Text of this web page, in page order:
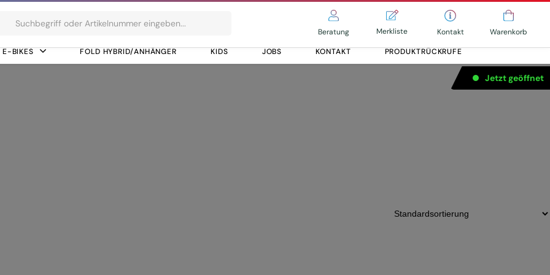
Beratung Merkliste Kontakt
Warenkorb
E-BIKES FOLD HYBRID/ANHÄNGER KIDS JOBS KONTAKT PRODUKTRÜCKRUFE
Jetzt geöffnet